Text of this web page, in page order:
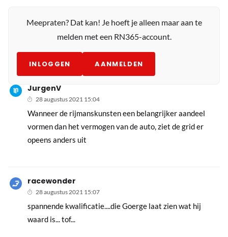
Meepraten? Dat kan! Je hoeft je alleen maar aan te
melden met een RN365-account.
INLOGGEN AANMELDEN
JurgenV
28 augustus 2021 15:04
Wanneer de rijmanskunsten een belangrijker aandeel
vormen dan het vermogen van de auto, ziet de grid er
opeens anders uit
racewonder
28 augustus 2021 15:07
spannende kwalificatie....die Goerge laat zien wat hij
waard is... tof...